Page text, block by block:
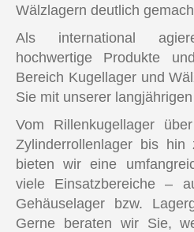
Wälzlagern deutlich
Als international
hochwertige Produkte
Bereich Kugellager und
Sie mit unserer
Vom Rillenkugellager
Zylinderrollenlager bis hin
bieten wir eine
viele Einsatzbereiche –
Gehäuselager bzw.
Gerne beraten wir Sie,